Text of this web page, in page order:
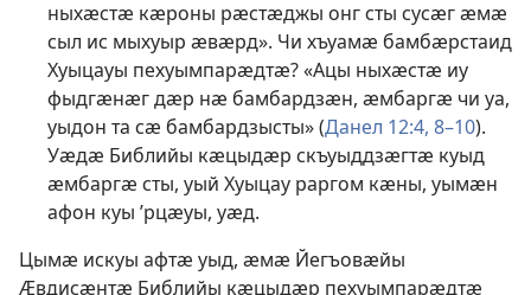
ныхӕстӕ кӕроны рӕстӕджы онг сты сусӕг ӕмӕ
сыл ис мыхуыр ӕвӕрд». Чи хъуамӕ бамбӕрстаид
Хуыцауы пехуымпарӕдтӕ? «Ацы ныхӕстӕ иу
фыдгӕнӕг дӕр нӕ бамбардзӕн, ӕмбаргӕ чи уа,
уыдон та сӕ бамбардзысты» (Данел 12:4, 8–10).
Уӕдӕ Библийы кӕцыдӕр скъуыддзӕгтӕ куыд
ӕмбаргӕ сты, уый Хуыцау раргом кӕны, уымӕн
афон куы ’рцӕуы, уӕд.
Цымӕ искуы афтӕ уыд, ӕмӕ Йегъовӕйы
Ӕвдисӕнтӕ Библийы кӕцыдӕр пехуымпарӕдтӕ